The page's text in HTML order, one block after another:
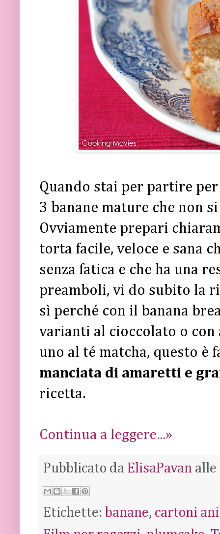
Quando stai per partire
3 banane mature che non
Ovviamente prepari
torta facile, veloce e sana
senza fatica e che ha una
preamboli, vi do subito la
sì perché con il banana
varianti al cioccolato o
uno al té matcha, questo è
manciata di amaretti e
ricetta.
Continua a leggere...»
Pubblicato da ElisaPavan alle
Etichette: banane, cartoni